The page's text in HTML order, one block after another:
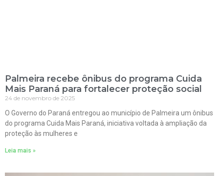
Palmeira recebe ônibus do programa Cuida
Mais Paraná para fortalecer proteção social
24 de novembro de 2025
O Governo do Paraná entregou ao município de Palmeira um ônibus
do programa Cuida Mais Paraná, iniciativa voltada à ampliação da
proteção às mulheres e
Leia mais »